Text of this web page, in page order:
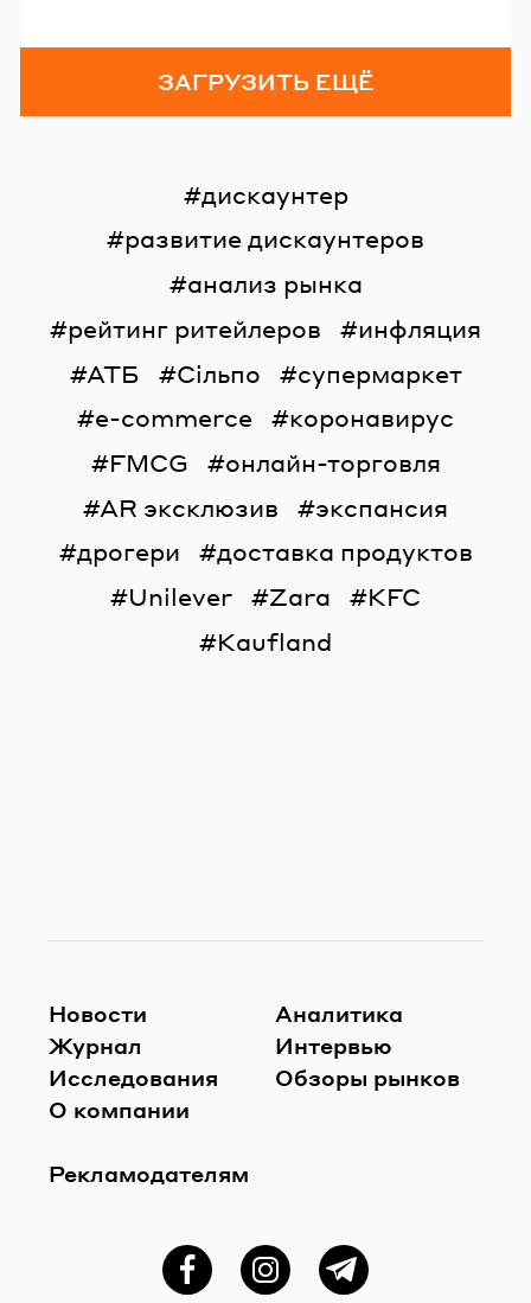
ЗАГРУЗИТЬ ЕЩЁ
дискаунтер
развитие дискаунтеров
анализ рынка
рейтинг ритейлеров
инфляция
АТБ
Сільпо
супермаркет
e-commerce
коронавирус
FMCG
онлайн-торговля
AR эксклюзив
экспансия
дрогери
доставка продуктов
Unilever
Zara
KFC
Kaufland
Новости
Журнал
Исследования
О компании
Рекламодателям
Аналитика
Интервью
Обзоры рынков
ФейсбукInstagramTelegram